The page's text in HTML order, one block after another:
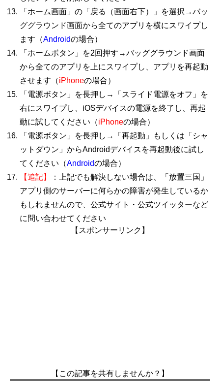
「ホーム画面」の「戻る（画面右下）」を選択→バッ
ググラウンド画面から全てのアプリを横にスワイプし
ます（Androidの場合）
「ホームボタン」を2回押す→バッググラウンド画面
から全てのアプリを上にスワイプし、アプリを再起動
させます（iPhoneの場合）
「電源ボタン」を長押し→「スライド電源をオフ」を
右にスワイプし、iOSデバイスの電源を終了し、再起
動に試してください（iPhoneの場合）
「電源ボタン」を長押し→「再起動」もしくは「シャ
ットダウン」からAndroidデバイスを再起動後に試し
てください（Androidの場合）
【追記】
：上記でも解決しない場合は、「放置三国」
アプリ側のサーバーに何らかの障害が発生しているか
もしれませんので、公式サイト・公式ツイッターなど
に問い合わせてください
【スポンサーリンク】
【この記事を共有しませんか？】